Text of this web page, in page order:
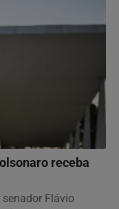
receba
Flávio